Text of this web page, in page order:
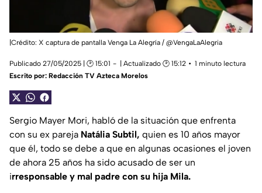
|Crédito: X captura de pantalla Venga La Alegría / @VengaLaAlegria
Publicado 27/05/2025 | 🕑 15:01 | Actualizado 🕑 15:12
1 minuto lectura
Escrito por: Redacción TV Azteca Morelos
Sergio Mayer Mori, habló de la situación que enfrenta
con su ex pareja Natália Subtil, quien es 10 años mayor
que él, todo se debe a que en algunas ocasiones el joven
de ahora 25 años ha sido acusado de ser un
irresponsable y mal padre con su hija Mila.